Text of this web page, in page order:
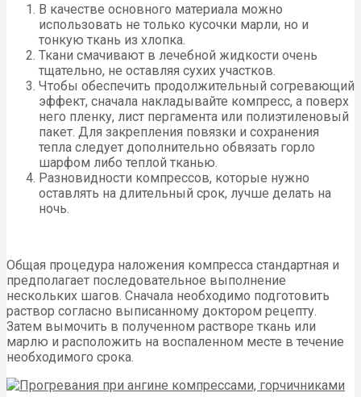
В качестве основного материала можно
использовать не только кусочки марли, но и
тонкую ткань из хлопка.
Ткани смачивают в лечебной жидкости очень
тщательно, не оставляя сухих участков.
Чтобы обеспечить продолжительный согревающий
эффект, сначала накладывайте компресс, а поверх
него пленку, лист пергамента или полиэтиленовый
пакет. Для закрепления повязки и сохранения
тепла следует дополнительно обвязать горло
шарфом либо теплой тканью.
Разновидности компрессов, которые нужно
оставлять на длительный срок, лучше делать на
ночь.
Общая процедура наложения компресса стандартная и
предполагает последовательное выполнение
нескольких шагов. Сначала необходимо подготовить
раствор согласно выписанному доктором рецепту.
Затем вымочить в полученном растворе ткань или
марлю и расположить на воспаленном месте в течение
необходимого срока.